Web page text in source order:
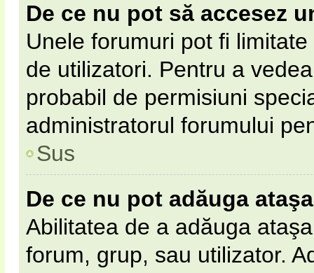
De ce nu pot să accesez
Unele forumuri pot fi
de utilizatori. Pentru a
probabil de permisiuni
administratorul forumului
Sus
De ce nu pot adăuga
Abilitatea de a adăuga
forum, grup, sau utilizator.